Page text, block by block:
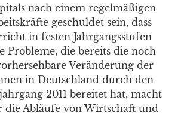
nach einem regelmäßigen
geschuldet sein, dass
in festen Jahrgangsstufen
Probleme, die bereits die noch
Veränderung der
in Deutschland durch den
2011 bereitet hat, macht
die Abläufe von Wirtschaft und